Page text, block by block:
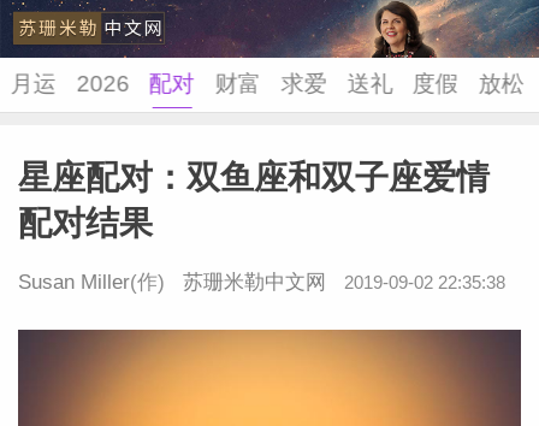
苏珊米
月运 2026 配对 财富 求爱 送礼 度假 放松
星座配对：双鱼座和双子座爱情
配对结果
Susan Miller(作) 苏珊米勒中文网 2019-09-02 22:35:38